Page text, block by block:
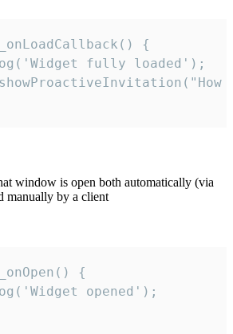
{
fully loaded');
window is open both automatically (via
manually by a client
{
opened');